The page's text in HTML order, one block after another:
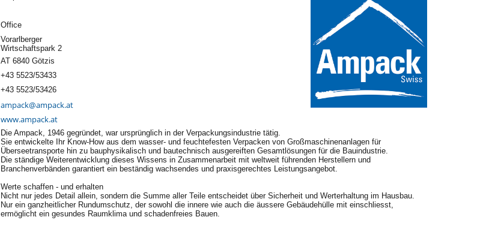
Office
Vorarlberger
Wirtschaftspark 2
AT 6840 Götzis
+43 5523/53433
+43 5523/53426
ampack@ampack.at
www.ampack.at
Die Ampack, 1946 gegründet, war ursprünglich in der Verpackungsindustrie tätig.
Sie entwickelte Ihr Know-How aus dem wasser- und feuchtefesten Verpacken von Großmaschinenanlagen für
Überseetransporte hin zu bauphysikalisch und bautechnisch ausgereiften Gesamtlösungen für die Bauindustrie.
Die ständige Weiterentwicklung dieses Wissens in Zusammenarbeit mit weltweit führenden Herstellern und
Branchenverbänden garantiert ein beständig wachsendes und praxisgerechtes Leistungsangebot.
Werte schaffen - und erhalten
Nicht nur jedes Detail allein, sondern die Summe aller Teile entscheidet über Sicherheit und Werterhaltung im Hausbau.
Nur ein ganzheitlicher Rundumschutz, der sowohl die innere wie auch die äussere Gebäudehülle mit einschliesst,
ermöglicht ein gesundes Raumklima und schadenfreies Bauen.